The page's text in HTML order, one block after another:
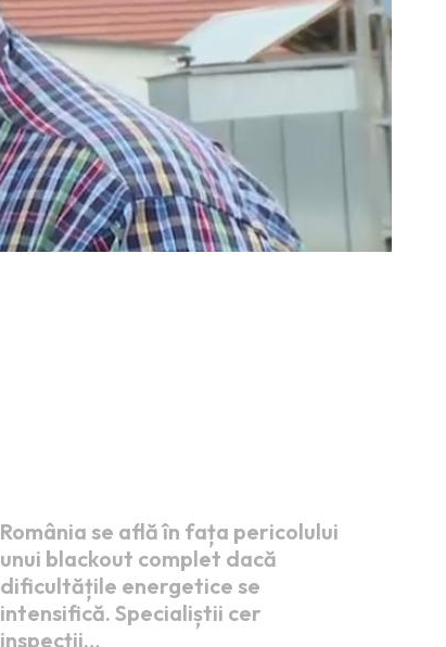
România se află în fața pericolului
unui blackout complet dacă
dificultățile energetice se
intensifică. Specialiștii cer
inspecții…